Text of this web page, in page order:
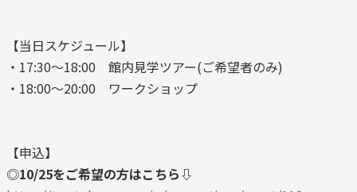
【当日スケジュール】
・17:30～18:00 館内見学ツアー(ご希望者のみ)
・18:00～20:00 ワークショップ
【申込】
◎10/25をご希望の方はこちら⇩